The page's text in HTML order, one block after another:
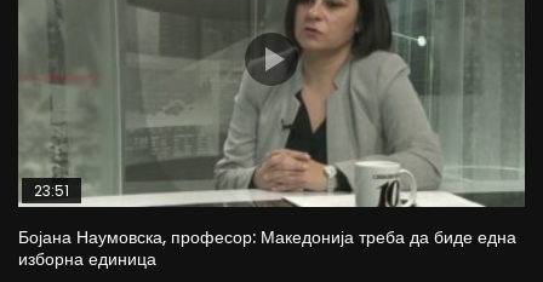
23:51
Бојана Наумовска, професор: Македонија треба да биде една
изборна единица